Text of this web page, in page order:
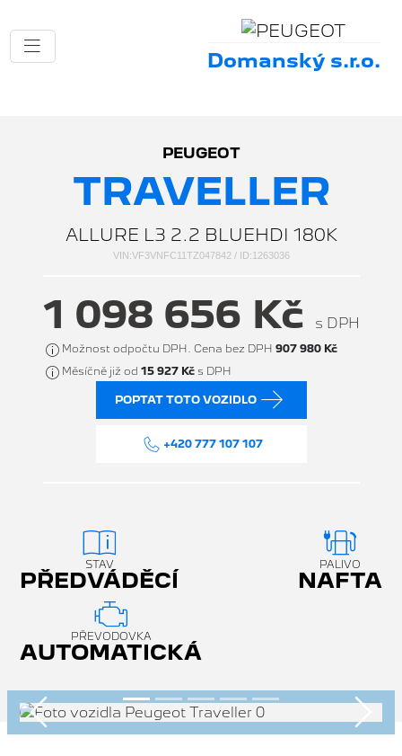
Domanský s.r.o.
Předchozí
PEUGEOT
TRAVELLER
ALLURE L3 2.2 BLUEHDI 180K
VIN:VF3VNFC11TZ047842 / ID:1263036
1 098 656 Kč s DPH
Možnost odpočtu DPH. Cena bez DPH 907 980 Kč
Měsíčně již od 15 927 Kč s DPH
POPTAT TOTO VOZIDLO
+420 777 107 107
STAV
PŘEDVÁDĚCÍ
PALIVO
NAFTA
PŘEVODOVKA
AUTOMATICKÁ